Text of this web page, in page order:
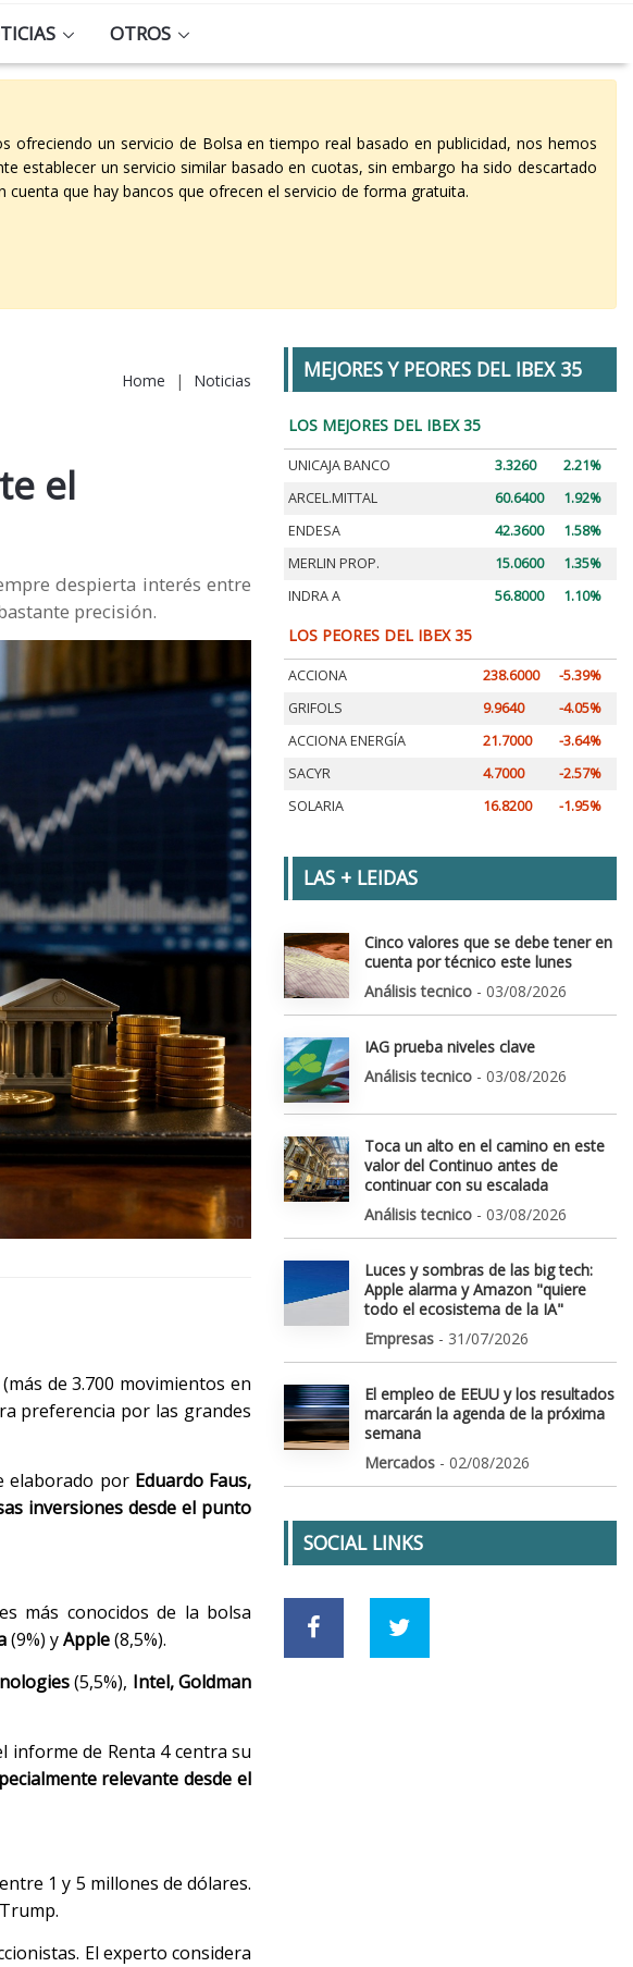
OTROS
ofreciendo un servicio de Bolsa en tiempo real basado en publicidad, nos hemos
establecer un servicio similar basado en cuotas, sin embargo ha sido descartado
que hay bancos que ofrecen el servicio de forma gratuita.
Home | Noticias
el
despierta interés entre
precisión.
de 3.700 movimientos en
preferencia por las grandes
elaborado por Eduardo Faus,
inversiones desde el punto
más conocidos de la bolsa
(9%) yApple(8,5%).
(5,5%), Intel, Goldman
informe de Renta 4 centra su
relevante desde el
1 y 5 millones de dólares.
El experto considera
MEJORES Y PEORES DEL IBEX 35
LOS MEJORES DEL IBEX 35
UNICAJA BANCO 3.3260
2.21%
ARCEL.MITTAL
60.6400
1.92%
ENDESA
42.3600
1.58%
MERLIN PROP.
15.0600
1.35%
INDRA A
56.8000 1.10%
LOS PEORES DEL IBEX 35
ACCIONA 238.6000
-5.39%
GRIFOLS
9.9640
-4.05%
ACCIONA ENERGÍA
21.7000
-3.64%
SACYR
4.7000
-2.57%
SOLARIA
16.8200 -1.95%
LAS + LEIDAS
Cinco valores que se debe tener en
cuenta por técnico este lunes
Análisis tecnico - 03/08/2026
IAG prueba niveles clave
Análisis tecnico - 03/08/2026
Toca un alto en el camino en este
valor del Continuo antes de
continuar con su escalada
Análisis tecnico - 03/08/2026
Luces y sombras de las big tech:
Apple alarma y Amazon "quiere
todo el ecosistema de la IA"
Empresas - 31/07/2026
El empleo de EEUU y los resultados
marcarán la agenda de la próxima
semana
Mercados - 02/08/2026
SOCIAL LINKS